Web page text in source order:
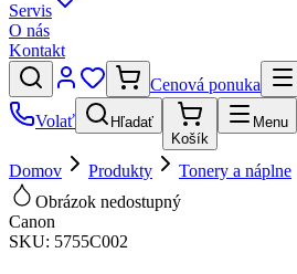
Servis
O nás
Kontakt
Cenová ponuka
Volať
Hľadať
Košík
Menu
Domov Produkty Tonery a náplne
Obrázok nedostupný
Canon
SKU: 5755C002